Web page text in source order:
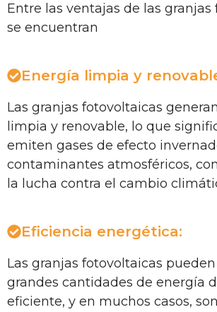
Entre las ventajas de las granjas
se encuentran
Energía limpia y
Las granjas fotovoltaicas
limpia y renovable, lo que
emiten gases de efecto
contaminantes atmosféricos,
la lucha contra el cambio
Eficiencia energética:
Las granjas fotovoltaicas
grandes cantidades de energía
eficiente, y en muchos casos,